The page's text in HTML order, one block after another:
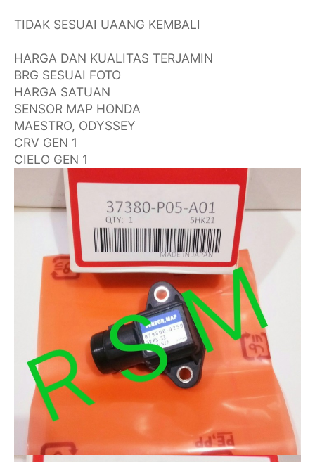
TIDAK SESUAI UAANG KEMBALI
HARGA DAN KUALITAS TERJAMIN
BRG SESUAI FOTO
HARGA SATUAN
SENSOR MAP HONDA
MAESTRO, ODYSSEY
CRV GEN 1
CIELO GEN 1